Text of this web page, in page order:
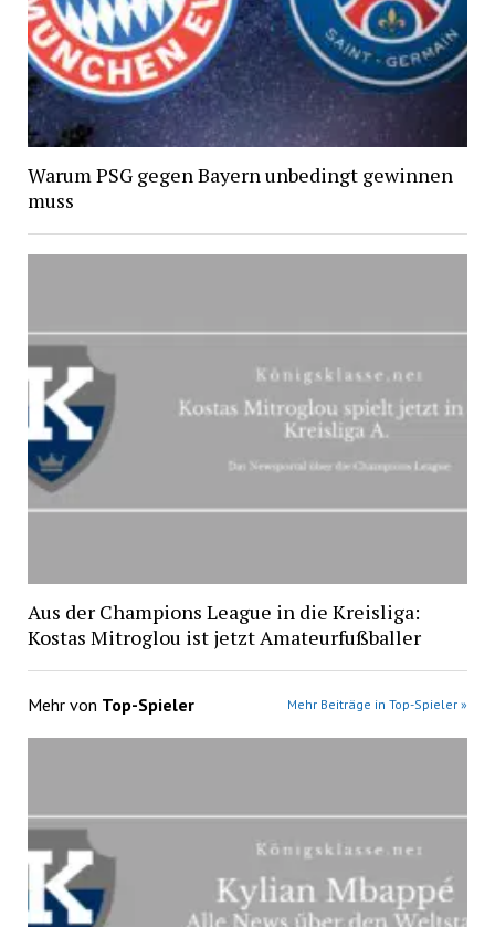
Warum PSG gegen Bayern unbedingt gewinnen
muss
Aus der Champions League in die Kreisliga:
Kostas Mitroglou ist jetzt Amateurfußballer
Mehr von Top-Spieler Mehr Beiträge in Top-Spieler »